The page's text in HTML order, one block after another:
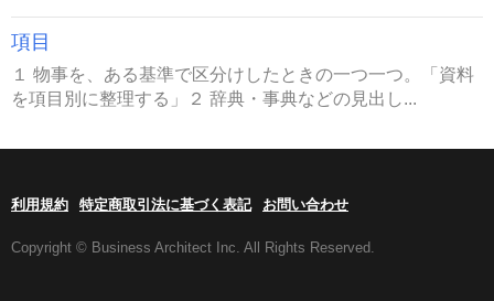
項目
１ 物事を、ある基準で区分けしたときの一つ一つ。「資料
を項目別に整理する」２ 辞典・事典などの見出し...
利用規約 特定商取引法に基づく表記 お問い合わせ
Copyright © Business Architect Inc. All Rights Reserved.